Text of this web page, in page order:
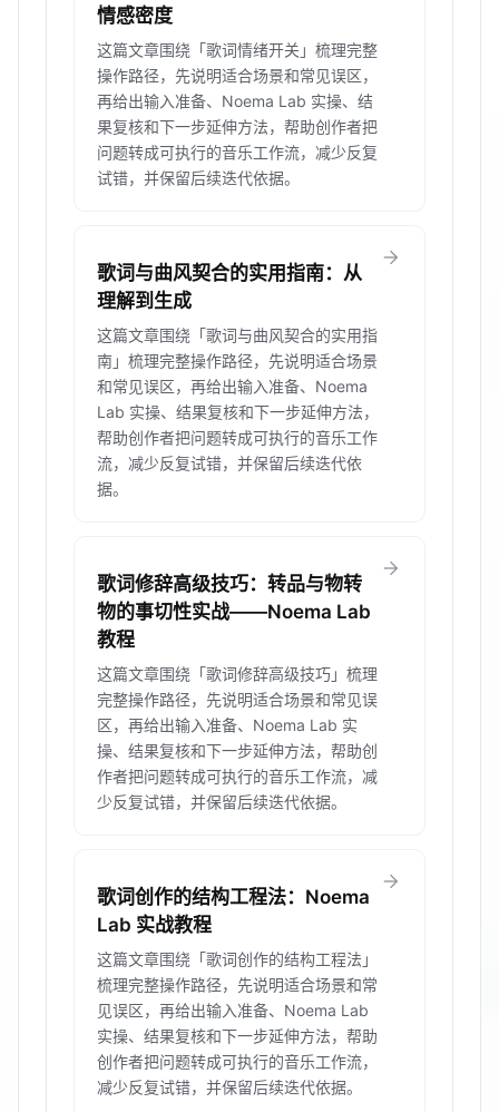
情感密度
这篇文章围绕「歌词情绪开关」梳理完整
操作路径，先说明适合场景和常见误区，
再给出输入准备、Noema Lab 实操、结
果复核和下一步延伸方法，帮助创作者把
问题转成可执行的音乐工作流，减少反复
试错，并保留后续迭代依据。
歌词与曲风契合的实用指南：从
理解到生成
这篇文章围绕「歌词与曲风契合的实用指
南」梳理完整操作路径，先说明适合场景
和常见误区，再给出输入准备、Noema
Lab 实操、结果复核和下一步延伸方法，
帮助创作者把问题转成可执行的音乐工作
流，减少反复试错，并保留后续迭代依
据。
arrow_forward
歌词修辞高级技巧：转品与物转
物的事切性实战——Noema Lab
教程
这篇文章围绕「歌词修辞高级技巧」梳理
完整操作路径，先说明适合场景和常见误
区，再给出输入准备、Noema Lab 实
操、结果复核和下一步延伸方法，帮助创
作者把问题转成可执行的音乐工作流，减
少反复试错，并保留后续迭代依据。
arrow_forward
歌词创作的结构工程法：Noema
Lab 实战教程
这篇文章围绕「歌词创作的结构工程法」
梳理完整操作路径，先说明适合场景和常
见误区，再给出输入准备、Noema Lab
实操、结果复核和下一步延伸方法，帮助
创作者把问题转成可执行的音乐工作流，
减少反复试错，并保留后续迭代依据。
arrow_forward